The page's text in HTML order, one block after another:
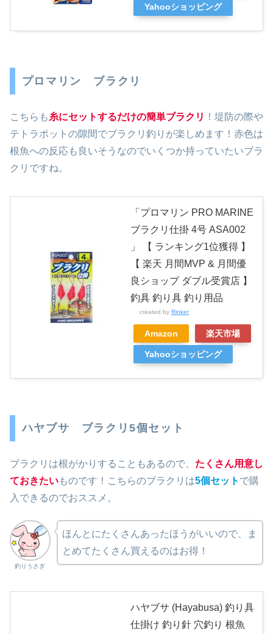
Yahooショッピング
プロマリン ブラクリ
こちらも 糸にセットするだけの簡単ブラクリ ！堤防の際や
テトラポットの隙間でブラクリ釣りが楽しめます！赤色は
根魚への反応も良いそうなのでいくつか持っていたいブラ
クリですね。
「プロマリン PRO MARINE
ブラクリ仕掛 4号 ASA002
」 【 ランキング1位獲得 】
【 楽天 月間MVP & 月間優
良ショップ ダブル受賞店 】
釣具 釣り具 釣り用品
created by Rinker
Amazon 楽天市場
Yahooショッピング
ハヤブサ ブラクリ5個セット
ブラクリは根がかりすることもあるので、 たくさん用意し
ておきたいものです！こちらのブラクリは5個セット で購
入できるのでおススメ。
釣りうさぎ
ほんとにたくさんあったほうがいいので、ま
とめてたくさん買えるのはお得！
ハヤブサ (Hayabusa) 釣り具
仕掛け 釣り針 穴釣り 根魚